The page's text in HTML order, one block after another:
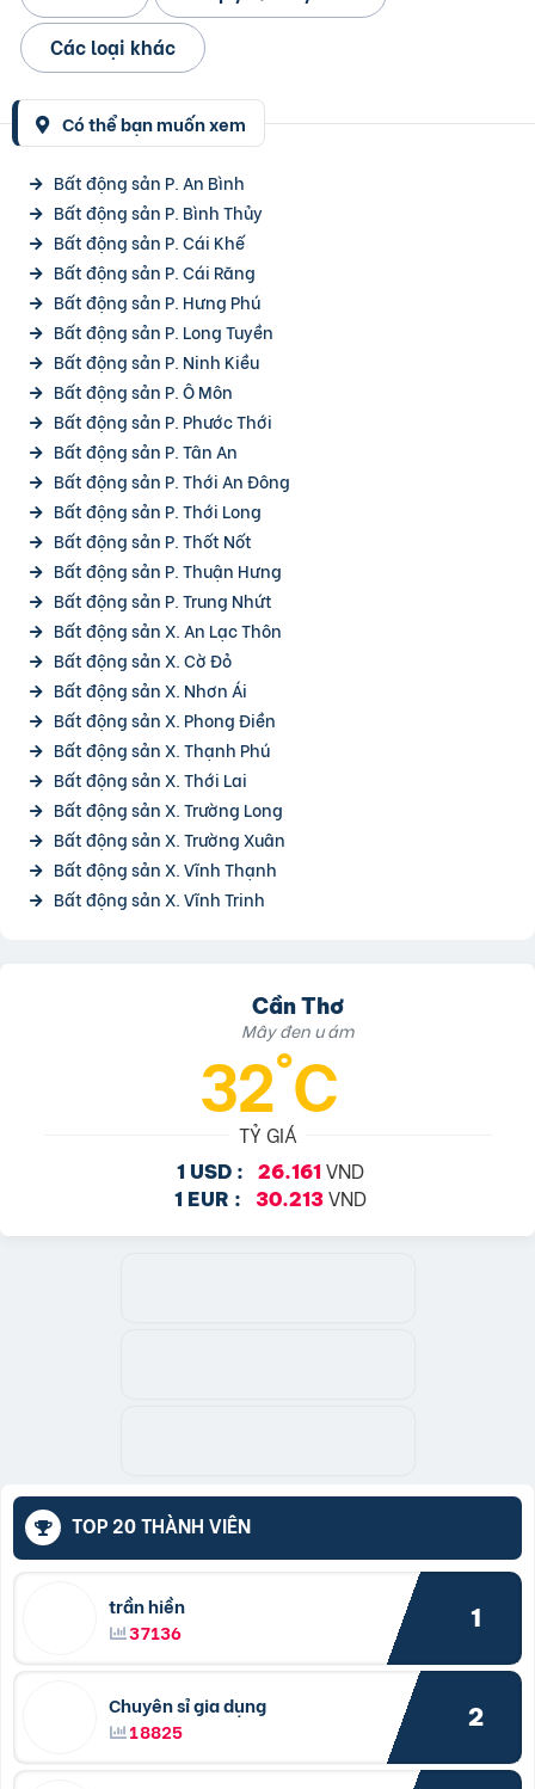
Các loại khác
Có thể bạn muốn xem
Bất động sản P. An Bình
Bất động sản P. Bình Thủy
Bất động sản P. Cái Khế
Bất động sản P. Cái Răng
Bất động sản P. Hưng Phú
Bất động sản P. Long Tuyền
Bất động sản P. Ninh Kiều
Bất động sản P. Ô Môn
Bất động sản P. Phước Thới
Bất động sản P. Tân An
Bất động sản P. Thới An Đông
Bất động sản P. Thới Long
Bất động sản P. Thốt Nốt
Bất động sản P. Thuận Hưng
Bất động sản P. Trung Nhứt
Bất động sản X. An Lạc Thôn
Bất động sản X. Cờ Đỏ
Bất động sản X. Nhơn Ái
Bất động sản X. Phong Điền
Bất động sản X. Thạnh Phú
Bất động sản X. Thới Lai
Bất động sản X. Trường Long
Bất động sản X. Trường Xuân
Bất động sản X. Vĩnh Thạnh
Bất động sản X. Vĩnh Trinh
Cần Thơ
Mây đen u ám
32°C
TỶ GIÁ
1 USD : 26.161VND
1 EUR : 30.213VND
TOP 20 THÀNH VIÊN
trần hiền
37136
1
Chuyên sỉ gia dụng
18825
2